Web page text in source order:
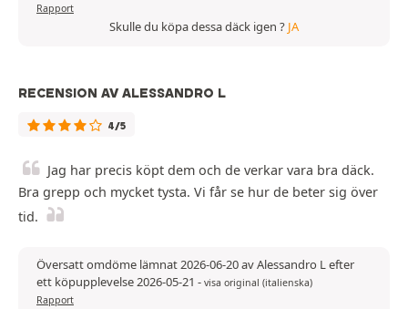
Rapport
Skulle du köpa dessa däck igen ? JA
RECENSION AV ALESSANDRO L
4/5
Jag har precis köpt dem och de verkar vara bra däck.
Bra grepp och mycket tysta. Vi får se hur de beter sig över
tid.
Översatt omdöme lämnat 2026-06-20 av Alessandro L efter
ett köpupplevelse 2026-05-21 - visa original (italienska)
Rapport